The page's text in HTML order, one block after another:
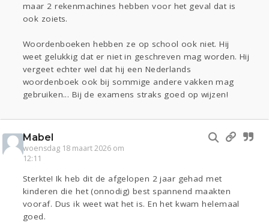
maar 2 rekenmachines hebben voor het geval dat is
ook zoiets.
Woordenboeken hebben ze op school ook niet. Hij
weet gelukkig dat er niet in geschreven mag worden. Hij
vergeet echter wel dat hij een Nederlands
woordenboek ook bij sommige andere vakken mag
gebruiken... Bij de examens straks goed op wijzen!
Mabel
woensdag 18 maart 2026 om
12:11
Sterkte! Ik heb dit de afgelopen 2 jaar gehad met
kinderen die het (onnodig) best spannend maakten
vooraf. Dus ik weet wat het is. En het kwam helemaal
goed.